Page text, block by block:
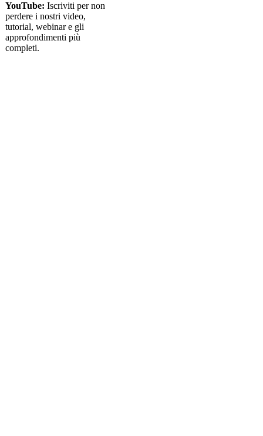
YouTube: Iscriviti per non
perdere i nostri video,
tutorial, webinar e gli
approfondimenti più
completi.